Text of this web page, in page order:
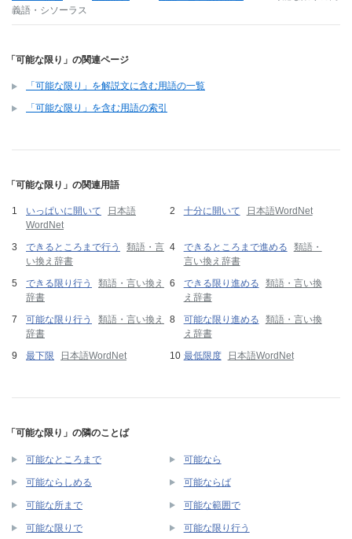
義語・シソーラス
「可能な限り」の関連ページ
「可能な限り」を解説文に含む用語の一覧
「可能な限り」を含む用語の索引
「可能な限り」の関連用語
いっぱいに開いて
日本語
WordNet
十分に開いて 日本語WordNet
できるところまで行う
類語・言
い換え辞書
できるところまで進める
類語・
言い換え辞書
できる限り行う
類語・言い換え
辞書
できる限り進める
類語・言い換
え辞書
可能な限り行う
類語・言い換え
辞書
可能な限り進める
類語・言い換
え辞書
最下限
日本語WordNet 最低限度 日本語WordNet
「可能な限り」の隣のことば
可能なところまで 可能なら
可能ならしめる 可能ならば
可能な所まで 可能な範囲で
可能な限りで 可能な限り行う